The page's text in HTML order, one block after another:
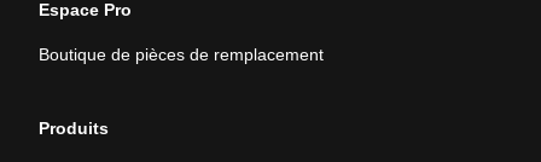
Espace Pro
Boutique de pièces de remplacement
Produits